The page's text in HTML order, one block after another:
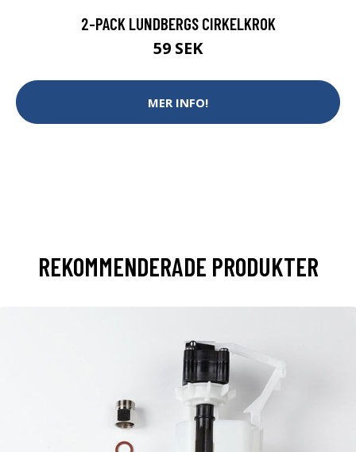
2-PACK LUNDBERGS CIRKELKROK
59 SEK
MER INFO!
REKOMMENDERADE PRODUKTER